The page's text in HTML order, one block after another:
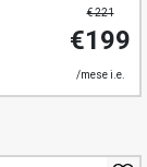
€ 221
€199
/mese i.e.